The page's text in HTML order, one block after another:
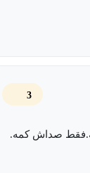
3
صداش کمه.